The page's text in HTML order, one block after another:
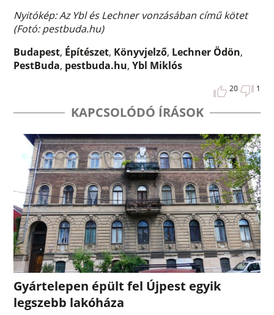
Nyitókép: Az Ybl és Lechner vonzásában című kötet
(Fotó: pestbuda.hu)
Budapest, Építészet, Könyvjelző, Lechner Ödön,
PestBuda, pestbuda.hu,Ybl Miklós
20 1
KAPCSOLÓDÓ ÍRÁSOK
Gyártelepen épült fel Újpest egyik
legszebb lakóháza